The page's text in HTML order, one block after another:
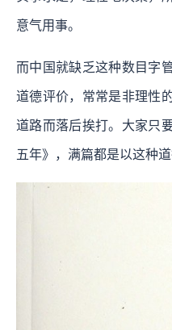
意气用事。
而中国就缺乏这种数目字
道德评价，常常是非理性
道路而落后挨打。大家只
五年》，满篇都是以这种